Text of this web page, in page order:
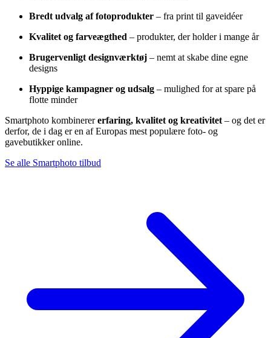
Bredt udvalg af fotoprodukter – fra print til gaveidéer
Kvalitet og farveægthed – produkter, der holder i mange år
Brugervenligt designværktøj – nemt at skabe dine egne
designs
Hyppige kampagner og udsalg – mulighed for at spare på
flotte minder
Smartphoto kombinerererfaring, kvalitet og kreativitet – og det er
derfor, de i dag er en af Europas mest populære foto- og
gavebutikker online.
Se alle Smartphoto tilbud